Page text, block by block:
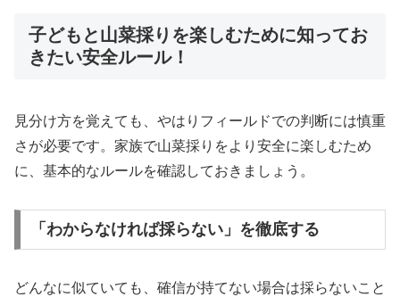
子どもと山菜採りを楽しむために知ってお
きたい安全ルール！
見分け方を覚えても、やはりフィールドでの判断には慎重
さが必要です。家族で山菜採りをより安全に楽しむため
に、基本的なルールを確認しておきましょう。
「わからなければ採らない」を徹底する
どんなに似ていても、確信が持てない場合は採らないこと